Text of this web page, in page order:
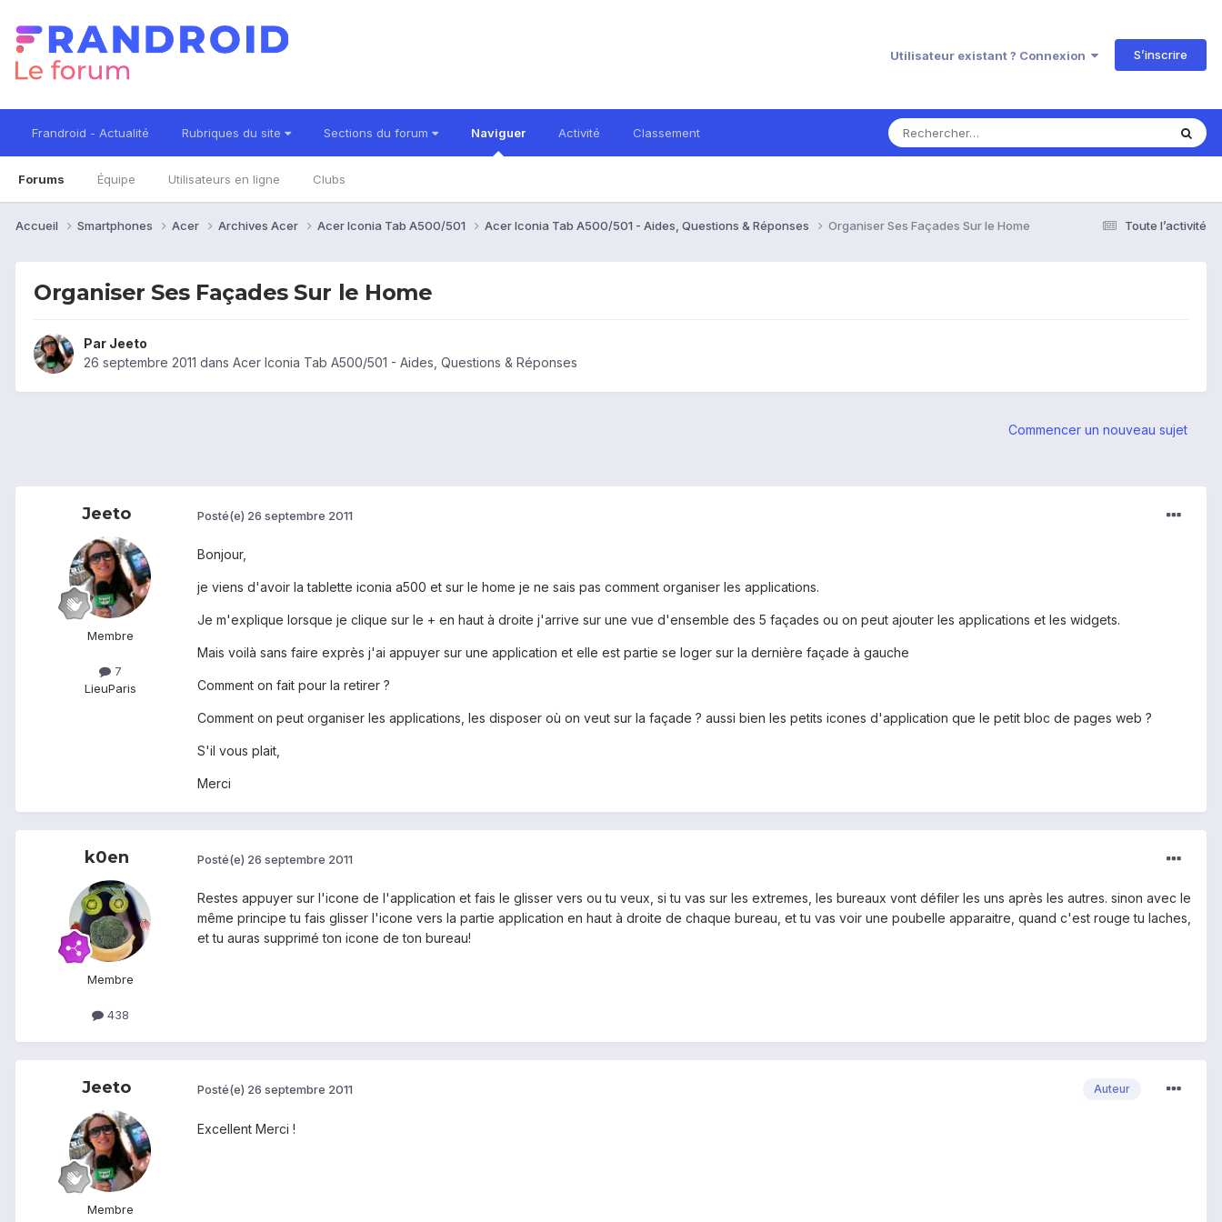
Utilisateur existant ? Connexion S’inscrire
Frandroid - Actualité Rubriques du site Sections du forum Naviguer
Forums Équipe Utilisateurs en ligne Clubs
Activité Classement
Toute l’activité
Accueil Smartphones Acer Archives Acer Acer Iconia Tab A500/501 Acer Iconia Tab A500/501 - Aides, Questions & Réponses Organiser Ses Façades Sur le Home
Organiser Ses Façades Sur le Home
Par Jeeto
26 septembre 2011 dans Acer Iconia Tab A500/501 - Aides, Questions & Réponses
Commencer un nouveau sujet
Jeeto
Membre
7
LieuParis
Posté(e) 26 septembre 2011
Bonjour,
je viens d'avoir la tablette iconia a500 et sur le home je ne sais pas comment organiser les applications.
Je m'explique lorsque je clique sur le + en haut à droite j'arrive sur une vue d'ensemble des 5 façades ou on peut ajouter les applications et les widgets.
Mais voilà sans faire exprès j'ai appuyer sur une application et elle est partie se loger sur la dernière façade à gauche
Comment on fait pour la retirer ?
Comment on peut organiser les applications, les disposer où on veut sur la façade ? aussi bien les petits icones d'application que le petit bloc de pages web ?
S'il vous plait,
Merci
k0en
Membre
438
Posté(e) 26 septembre 2011
Restes appuyer sur l'icone de l'application et fais le glisser vers ou tu veux, si tu vas sur les extremes, les bureaux vont défiler les uns après les autres. sinon avec le
même principe tu fais glisser l'icone vers la partie application en haut à droite de chaque bureau, et tu vas voir une poubelle apparaitre, quand c'est rouge tu laches,
et tu auras supprimé ton icone de ton bureau!
Jeeto
Membre
Auteur
Posté(e) 26 septembre 2011
Excellent Merci !